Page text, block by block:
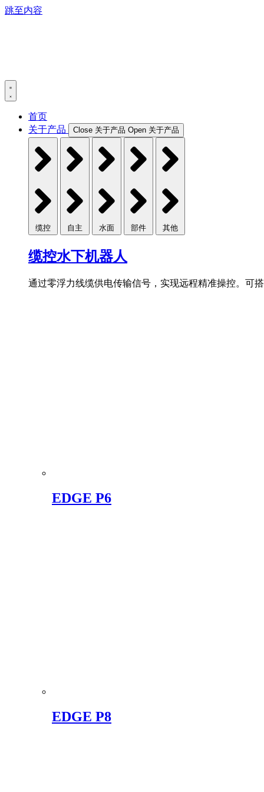
跳至内容
首页
关于产品
Close 关于产品 Open 关于产品
缆控 自主 水面 部件 其他
缆控水下机器人
通过零浮力线缆供电传输信号，实现远程精准操控。可
EDGE P6
EDGE P8